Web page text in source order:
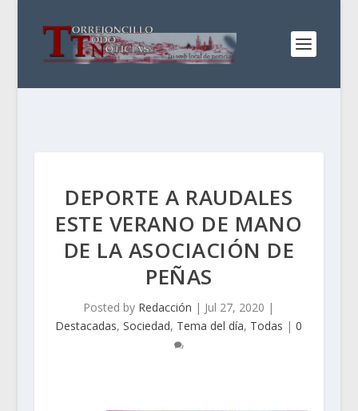
DEPORTE A RAUDALES
ESTE VERANO DE MANO
DE LA ASOCIACIÓN DE
PEÑAS
Posted by Redacción | Jul 27, 2020 |
Destacadas,Sociedad, Tema del día, Todas |0